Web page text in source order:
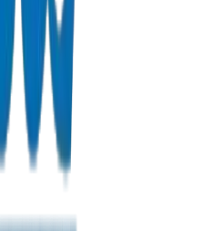
EN 1401 et pratiques
à la
municipale, soudure par